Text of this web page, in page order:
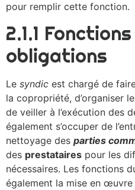
pour remplir cette fonction.
2.1.1
obligations
Le syndic est chargé de
la copropriété, d’organiser
de veiller à l’exécution des
également s’occuper de
nettoyage des parties
des prestataires pour les
nécessaires. Les fonctions
également la mise en